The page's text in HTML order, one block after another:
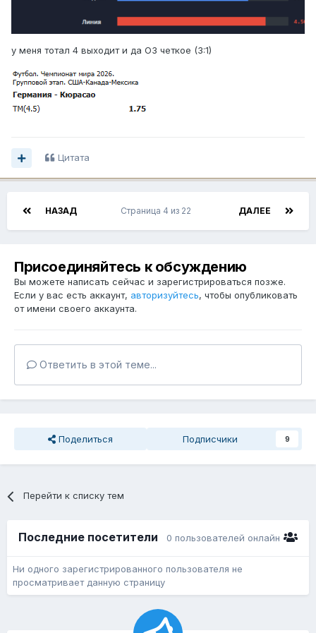
у меня тотал 4 выходит и да ОЗ четкое (3:1)
Цитата
НАЗАД ДАЛЕЕ
Страница 4 из 22
Присоединяйтесь к обсуждению
Вы можете написать сейчас и зарегистрироваться позже.
Если у вас есть аккаунт, авторизуйтесь, чтобы опубликовать
от имени своего аккаунта.
Ответить в этой теме...
Поделиться Подписчики 9
Перейти к списку тем
Последние посетители 0 пользователей онлайн
Ни одного зарегистрированного пользователя не
просматривает данную страницу